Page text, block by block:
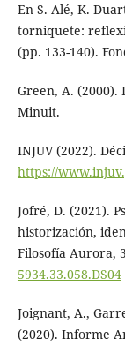
En S. Alé, K.
torniquete:
(pp. 133-140).
Green, A. (2000).
Minuit.
INJUV (2022).
https://
Jofré, D. (2021).
historización,
Filosofía Aurora,
5934.33.058.DS04
Joignant, A.,
(2020). Informe